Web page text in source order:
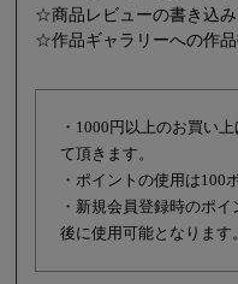
☆商品レビューの書き込
☆作品ギャラリーへの作
・1000円以上のお買い
て頂きます。
・ポイントの使用は100
・新規会員登録時のポ
後に使用可能となります。